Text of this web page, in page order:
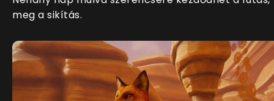
meg a sikítás.